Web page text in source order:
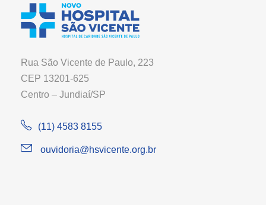
Rua São Vicente de Paulo, 223
CEP 13201-625
Centro – Jundiaí/SP
(11) 4583 8155
ouvidoria@hsvicente.org.br